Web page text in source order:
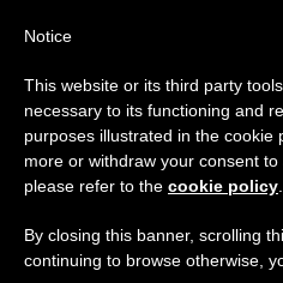
روحانيّة
Notice
This website or its third party
necessary to its functioning and
purposes illustrated in the cookie
more or withdraw your consent
please refer to the cookie policy
By closing this banner, scrolling
continuing to browse otherwise,